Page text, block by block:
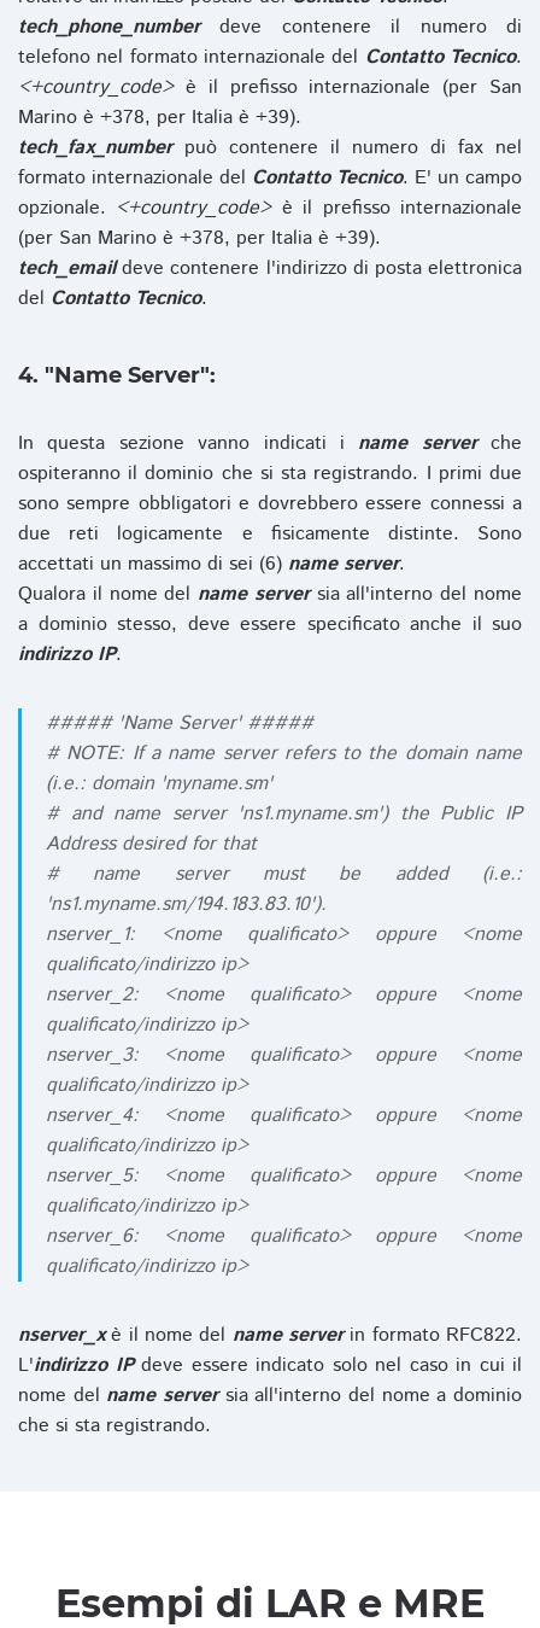
tech_phone_numberdeve contenere il numero di
telefono nel formato internazionale del Contatto Tecnico.
<+country_code>è il prefisso internazionale (per San
Marino è +378, per Italia è +39).
tech_fax_numberpuò contenere il numero di fax nel
formato internazionale del Contatto Tecnico. E' un campo
opzionale. <+country_code>è il prefisso internazionale
(per San Marino è +378, per Italia è +39).
tech_emaildeve contenere l'indirizzo di posta elettronica
del Contatto Tecnico.
4. "Name Server":
In questa sezione vanno indicati i name serverche
ospiteranno il dominio che si sta registrando. I primi due
sono sempre obbligatori e dovrebbero essere connessi a
due reti logicamente e fisicamente distinte. Sono
accettati un massimo di sei (6) name server.
Qualora il nome del name serversia all'interno del nome
a dominio stesso, deve essere specificato anche il suo
indirizzo IP.
##### 'Name Server' #####
# NOTE: If a name server refers to the domain name
(i.e.: domain 'myname.sm'
# and name server 'ns1.myname.sm') the Public IP
Address desired for that
# name server must be added (i.e.:
'ns1.myname.sm/194.183.83.10').
nserver_1: <nome qualificato> oppure <nome
qualificato/indirizzo ip>
nserver_2: <nome qualificato> oppure <nome
qualificato/indirizzo ip>
nserver_3: <nome qualificato> oppure <nome
qualificato/indirizzo ip>
nserver_4: <nome qualificato> oppure <nome
qualificato/indirizzo ip>
nserver_5: <nome qualificato> oppure <nome
qualificato/indirizzo ip>
nserver_6: <nome qualificato> oppure <nome
qualificato/indirizzo ip>
nserver_xè il nome del name serverin formato RFC822.
L'indirizzo IPdeve essere indicato solo nel caso in cui il
nome del name serversia all'interno del nome a dominio
che si sta registrando.
Esempi di LAR e MRE